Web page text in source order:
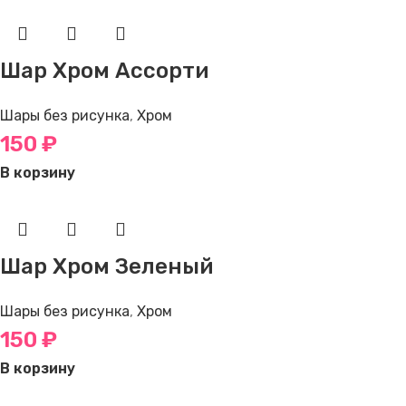
Шар Хром Ассорти
Шары без рисунка, Хром
150 ₽
В корзину
Шар Хром Зеленый
Шары без рисунка, Хром
150 ₽
В корзину